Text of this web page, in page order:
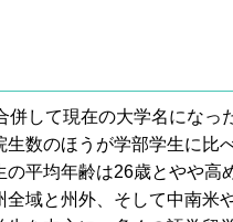
して現在の大学名になっ
数のほうが学部学生に比
平均年齢は26歳とやや高
域と州外、そして中南米